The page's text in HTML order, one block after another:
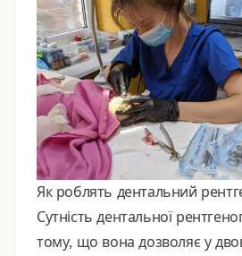
Як роблять дентальний
Сутність дентальної
тому, що вона дозволяє у